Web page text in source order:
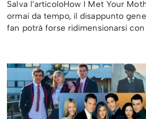
Salva l’articoloHow I Met Your
ormai da tempo, il disappunto
fan potrà forse ridimensionarsi